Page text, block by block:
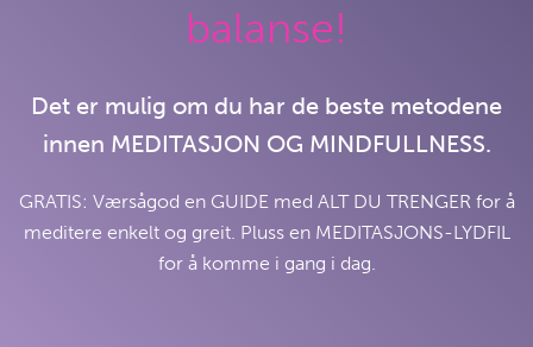
balanse!
Det er mulig om du har de beste metodene
innen MEDITASJON OG MINDFULLNESS.
GRATIS: Værsågod en GUIDE med ALT DU TRENGER for å
meditere enkelt og greit. Pluss en MEDITASJONS-LYDFIL
for å komme i gang i dag.